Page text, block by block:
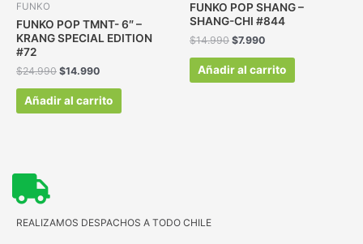
FUNKO
FUNKO POP TMNT- 6″ –
KRANG SPECIAL EDITION
#72
$24.990 $14.990
Añadir al carrito
FUNKO POP SHANG –
SHANG-CHI #844
$14.990 $7.990
Añadir al carrito
REALIZAMOS DESPACHOS A TODO CHILE